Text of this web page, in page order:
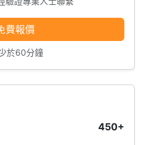
費報價
於60分鐘
450+